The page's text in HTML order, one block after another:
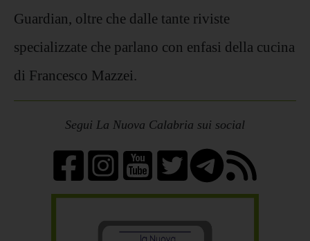
Guardian, oltre che dalle tante riviste
specializzate che parlano con enfasi della cucina
di Francesco Mazzei.
Segui La Nuova Calabria sui social